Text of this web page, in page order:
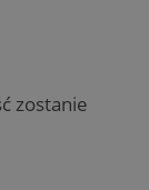
zostanie